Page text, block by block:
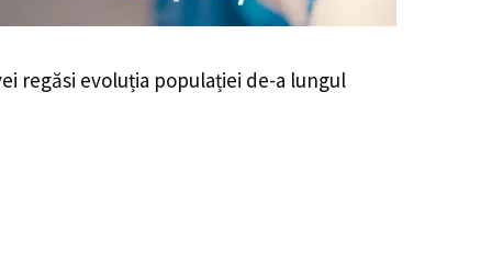
regăsi evoluția populației de-a lungul